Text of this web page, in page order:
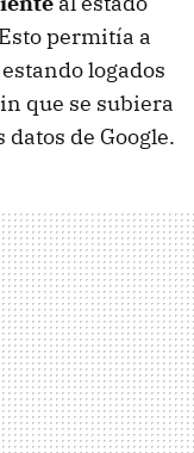
permitía a
logados
que se subiera
de Google.